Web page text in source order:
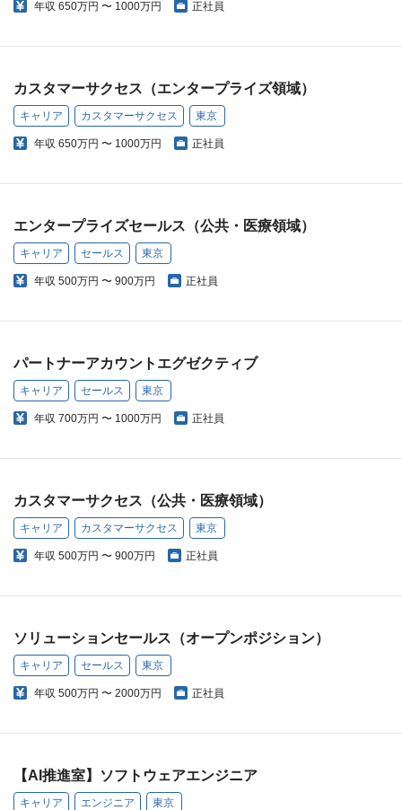
年収 650万円 〜 1000万円 正社員
カスタマーサクセス（エンタープライズ領域）
キャリア カスタマーサクセス 東京
年収 650万円 〜 1000万円 正社員
エンタープライズセールス（公共・医療領域）
キャリア セールス 東京
年収 500万円 〜 900万円 正社員
パートナーアカウントエグゼクティブ
キャリア セールス 東京
年収 700万円 〜 1000万円 正社員
カスタマーサクセス（公共・医療領域）
キャリア カスタマーサクセス 東京
年収 500万円 〜 900万円 正社員
ソリューションセールス（オープンポジション）
キャリア セールス 東京
年収 500万円 〜 2000万円 正社員
【AI推進室】ソフトウェアエンジニア
キャリア エンジニア 東京